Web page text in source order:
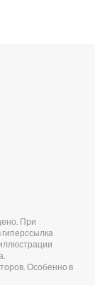
При
Особенно в